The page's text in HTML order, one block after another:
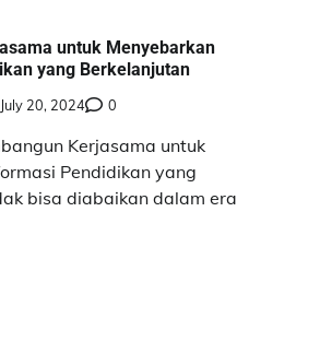
untuk Menyebarkan
yang Berkelanjutan
July 20, 2024 0
Kerjasama untuk
Pendidikan yang
bisa diabaikan dalam era